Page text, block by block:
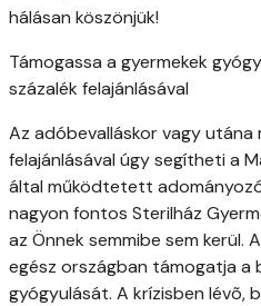
hálásan köszönjük!
Támogassa a gyermekek
százalék felajánlásával
Az adóbevalláskor vagy utána
felajánlásával úgy segítheti a
által működtetett
nagyon fontos Sterilház
az Önnek semmibe sem kerül.
egész országban támogatja a
gyógyulását. A krízisben lévõ,